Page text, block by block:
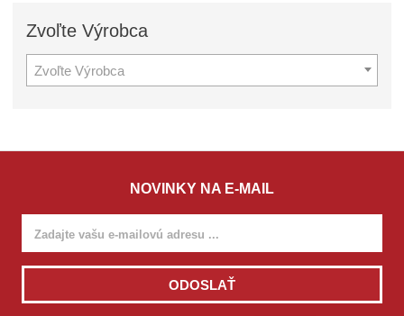
ZvoľteVýrobca
Zvoľte Výrobca
o
e
l
Zvoľte Model
NOVINKY NA E-MAIL
ODOSLAŤ